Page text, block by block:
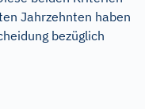
Jahrzehnten haben
bezüglich